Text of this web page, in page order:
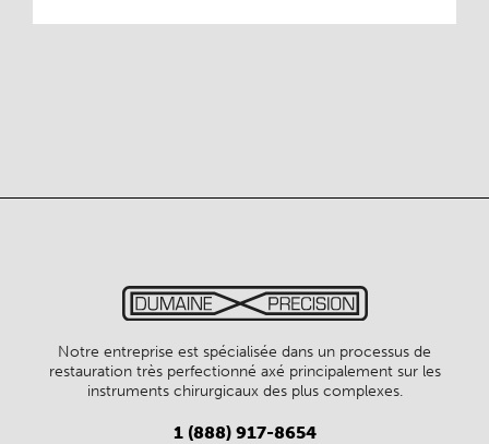
Notre entreprise est spécialisée dans un processus de
restauration très perfectionné axé principalement sur les
instruments chirurgicaux des plus complexes.
1 (888) 917-8654